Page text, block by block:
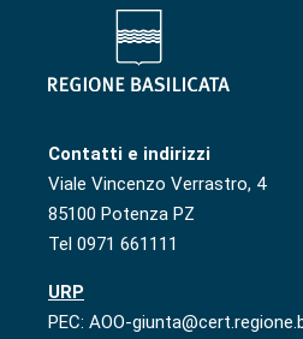
Contatti e indirizzi
Viale Vincenzo Verrastro, 4
85100 Potenza PZ
Tel 0971 661111
URP
PEC: AOO-